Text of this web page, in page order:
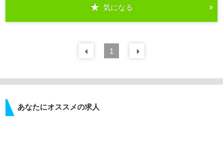
気になる
前の 件
1
あなたにオススメの求人